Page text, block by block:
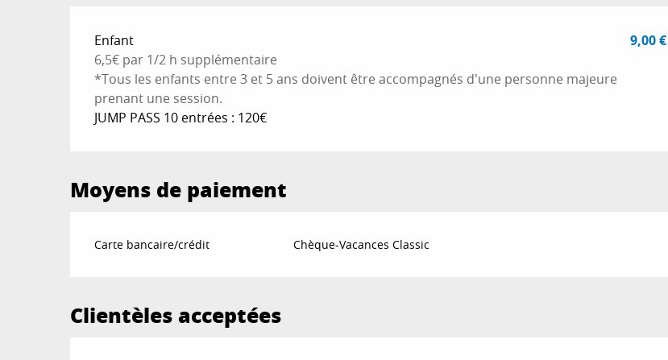
Tarifs 2026
Enfant
6,5€ par 1/2 h supplémentaire
*Tous les enfants entre 3 et 5 ans doivent être accompagnés d'une personne majeure
prenant une session.
9,00 €
JUMP PASS 10 entrées : 120€
Moyens de paiement
Carte bancaire/crédit Chèque-Vacances Classic
Clientèles acceptées